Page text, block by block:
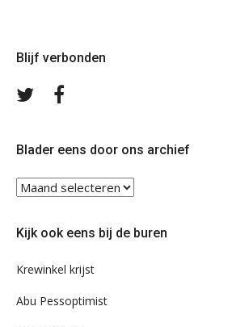
Blijf verbonden
Volg
Blader eens door ons archief
Blader
eens
ons
Kijk ook eens bij de buren
Krewinkel krijst
Abu Pessoptimist